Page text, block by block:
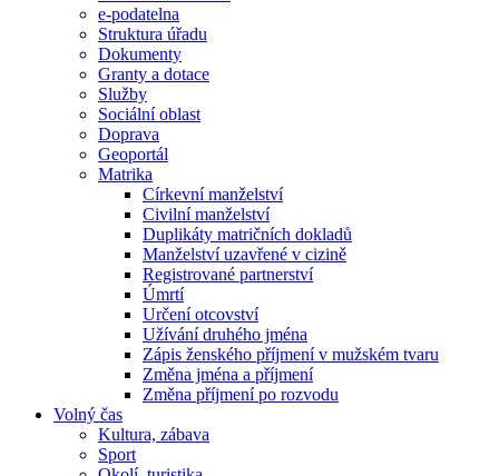
e-podatelna
Struktura úřadu
Dokumenty
Granty a dotace
Služby
Sociální oblast
Doprava
Geoportál
Matrika
Církevní manželství
Civilní manželství
Duplikáty matričních dokladů
Manželství uzavřené v cizině
Registrované partnerství
Úmrtí
Určení otcovství
Užívání druhého jména
Zápis ženského příjmení v mužském tvaru
Změna jména a příjmení
Změna příjmení po rozvodu
Volný čas
Kultura, zábava
Sport